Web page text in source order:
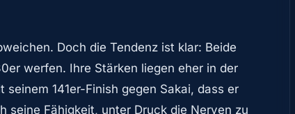
Doch die Tendenz ist klar: Beide
werfen. Ihre Stärken liegen eher in der
141er-Finish gegen Sakai, dass er
seine Fähigkeit, unter Druck die Nerven zu